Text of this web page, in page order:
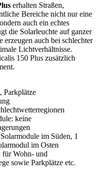
erhalten Straßen,
Bereiche nicht nur eine
auch ein echtes
die Solarleuchte auf ganzer
auch bei schlechter
Lichtverhältnisse.
150 Plus zusätzlich
Parkplätze
keine
im Süden, 1
im Osten
für Wohn- und
sowie Parkplätze etc.